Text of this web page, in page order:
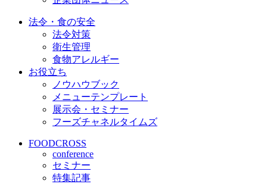
法令・食の安全
法令対策
衛生管理
食物アレルギー
お役立ち
ノウハウブック
メニューテンプレート
展示会・セミナー
フーズチャネルタイムズ
FOODCROSS
conference
セミナー
特集記事